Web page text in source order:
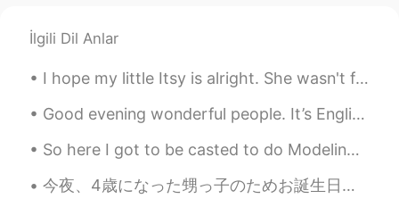
ちょっと熟
作るときめた
JP EN
とても美味しそうですね🥰
İlgili Dil Anlar
I hope my little Itsy is alright. She wasn't feeling well earlier, and it really scared me. 😔❤ 私は...
Good evening wonderful people. It’s English speaking practice time. Send me a message if you wan...
So here I got to be casted to do Modeling Runway for Versace. ( extremely rare and hard to get hi...
今夜、4歳になった甥っ子のためお誕生日パティーがあった Tonight, there was a birthday party for my nephew that turned 4 years...